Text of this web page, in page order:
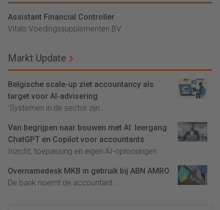
Assistant Financial Controller
Vitals Voedingssupplementen BV
Markt Update
Belgische scale-up ziet accountancy als
target voor AI-advisering
'Systemen in de sector zijn...
Van begrijpen naar bouwen met AI: leergang
ChatGPT en Copilot voor accountants
Inzicht, toepassing en eigen AI-oplossingen...
Overnamedesk MKB in gebruik bij ABN AMRO
De bank noemt de accountant...